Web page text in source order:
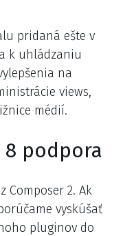
pridaná ešte v
k uhládzaniu
na
views,
médií.
8 podpora
Composer 2. Ak
vyskúšať
pluginov do